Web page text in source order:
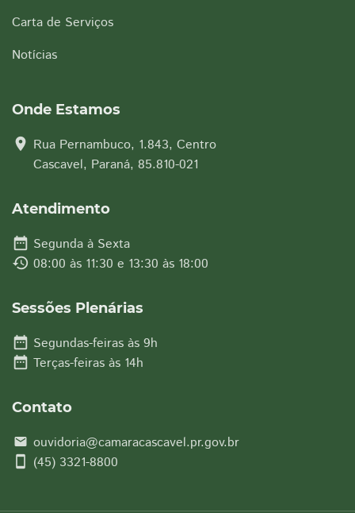
Carta de Serviços
Notícias
Onde Estamos
location_on Rua Pernambuco, 1.843, Centro
Cascavel, Paraná, 85.810-021
Atendimento
date_range Segunda à Sexta
history 08:00 às 11:30 e 13:30 às 18:00
Sessões Plenárias
date_range Segundas-feiras às 9h
date_range Terças-feiras às 14h
Contato
email ouvidoria@camaracascavel.pr.gov.br
smartphone (45) 3321-8800